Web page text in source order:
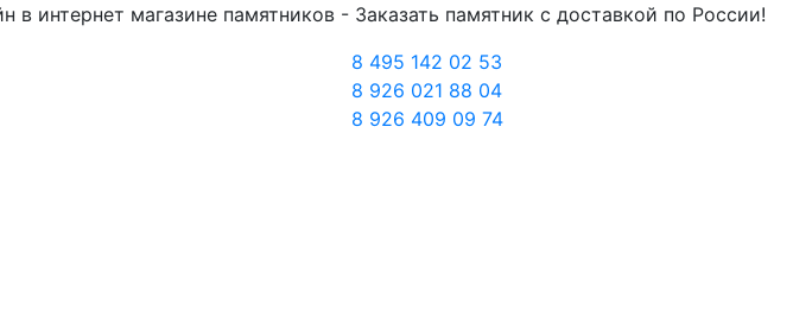
интернет магазине памятников - Заказать памятник с доставкой по России!
8 495 142 02 53
8 926 021 88 04
8 926 409 09 74